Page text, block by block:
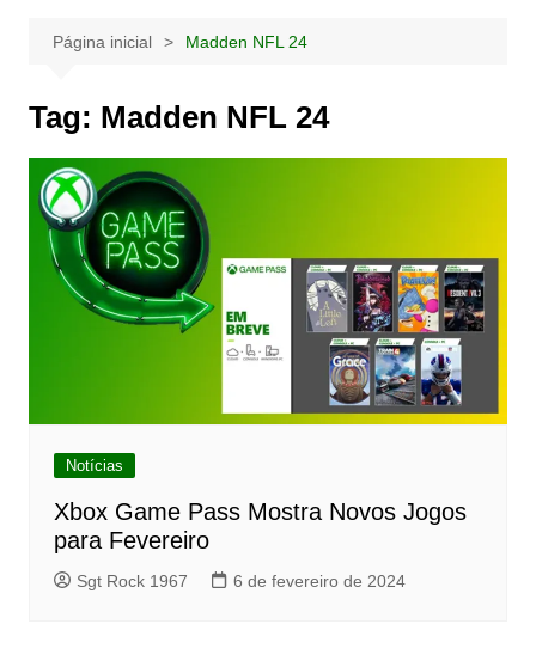
Página inicial Madden NFL 24
Tag: Madden NFL 24
Notícias
Xbox Game Pass Mostra Novos Jogos
para Fevereiro
Sgt Rock 1967 6 de fevereiro de 2024